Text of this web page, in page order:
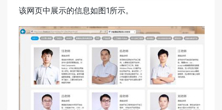
该网页中展示的信息如图1所示。